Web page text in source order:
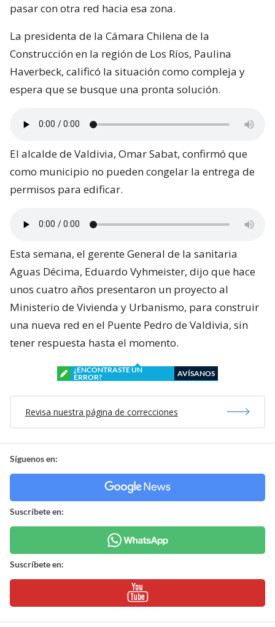
pasar con otra red hacia esa zona.
La presidenta de la Cámara Chilena de la
Construcción en la región de Los Ríos, Paulina
Haverbeck, calificó la situación como compleja y
espera que se busque una pronta solución.
El alcalde de Valdivia, Omar Sabat, confirmó que
como municipio no pueden congelar la entrega de
permisos para edificar.
Esta semana, el gerente General de la sanitaria
Aguas Décima, Eduardo Vyhmeister, dijo que hace
unos cuatro años presentaron un proyecto al
Ministerio de Vivienda y Urbanismo, para construir
una nueva red en el Puente Pedro de Valdivia, sin
tener respuesta hasta el momento.
¿ENCONTRASTE UN
ERROR?
AVÍSANOS
Revisa nuestra página de correcciones
Síguenos en:
Suscríbete en:
Suscríbete en: